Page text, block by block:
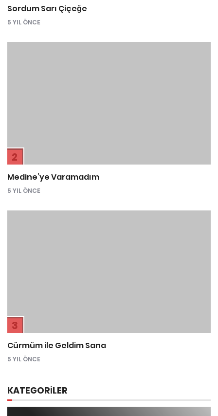
Sordum Sarı Çiçeğe
5 YIL ÖNCE
2
Medine’ye Varamadım
5 YIL ÖNCE
3
Cürmüm ile Geldim Sana
5 YIL ÖNCE
KATEGORİLER